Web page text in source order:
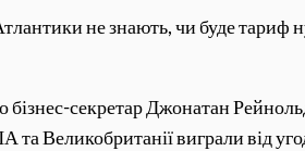
не знають, чи буде тариф
бізнес-секретар Джонатан
Великобританії виграли від